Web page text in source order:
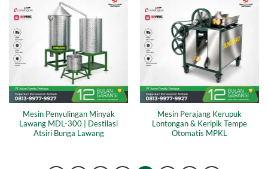
Mesin Penyulingan Minyak
Lawang MDL-300 | Destilasi
Atsiri Bunga Lawang
Mesin Perajang Kerupuk
Lontongan & Keripik Tempe
Otomatis MPKL